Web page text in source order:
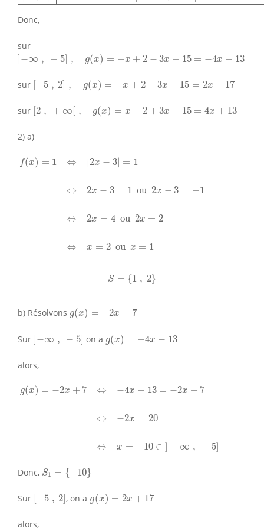
Donc,
sur
−∞ , − 5] , g(x) = −x + 2 − 3x − 15 = −4x − 13
] ∞, g(x x+2− 15 − −13
sur −5 , 2 , g(x) = −x + 2 + 3x + 15 = 2x + 17
[ 5 2], =−x+ x+ 15= 2 x+ 17
sur 2 , + ∞ , g(x) = x − 2 + 3x + 15 = 4x + 13
[2 ∞ ,g(x −2+ +15 =4 x +13
2) a)
f(x) = 1 ⇔ |2x − 3| = 1
⇔ 2x − 3 = 1 ou 2x − 3 = −1
⇔ 2x = 4 ou 2x = 2
⇔ x = 2 ou x = 1
(x = ⇔| x − =1 2x =
S = {1 , 2}
{1 }
b) Résolvons g(x) = −2x + 7
g(x)= +7
Sur ]−∞ , − 5]
] on a g(x) = −4x − 13
(x )= −
alors,
g(x) = −2x + 7 ⇔ −4x − 13 = −2x + 7
⇔ −2x = 20
⇔ x = −10 ∈ ] − ∞ , − 5]
x = +7 ⇔ −4 − 13 2 7⇔ =20 ⇔x
Donc, S1 = {−10}
S1 −10}
Sur [−5 , 2]
[ 5 2] , on a g(x) = 2x + 17
(x )= x+ 17
alors,